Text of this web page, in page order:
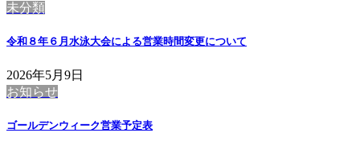
未分類
令和８年６月水泳大会による営業時間変更について
2026年5月9日
お知らせ
ゴールデンウィーク営業予定表